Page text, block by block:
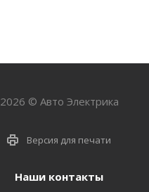
2026 © Авто Электрика
Версия для печати
Наши контакты